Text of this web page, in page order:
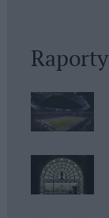
Raporty